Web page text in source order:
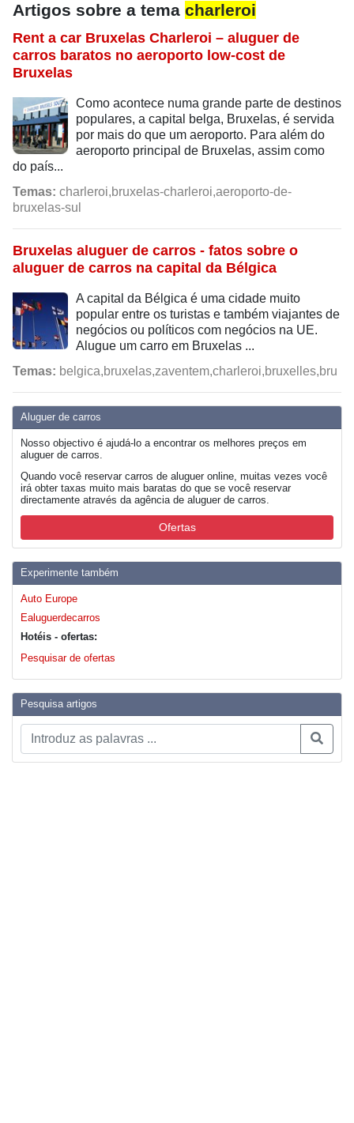
Aluguer de carros
Nosso objectivo é ajudá-lo a encontrar os melhores preços em
aluguer de carros.
Quando você reservar carros de aluguer online, muitas vezes você
irá obter taxas muito mais baratas do que se você reservar
directamente através da agência de aluguer de carros.
Ofertas
Experimente também
Auto Europe
Ealuguerdecarros
Hotéis - ofertas:
Pesquisar de ofertas
Pesquisa artigos
Artigos sobre a tema charleroi
Rent a car Bruxelas Charleroi – aluguer de
carros baratos no aeroporto low-cost de
Bruxelas
Como acontece numa grande parte de destinos
populares, a capital belga, Bruxelas, é servida
por mais do que um aeroporto. Para além do
aeroporto principal de Bruxelas, assim como
do país...
Temas: charleroi,bruxelas-charleroi,aeroporto-de-
bruxelas-sul
Bruxelas aluguer de carros - fatos sobre o
aluguer de carros na capital da Bélgica
A capital da Bélgica é uma cidade muito
popular entre os turistas e também viajantes de
negócios ou políticos com negócios na UE.
Alugue um carro em Bruxelas ...
Temas: belgica,bruxelas,zaventem,charleroi,bruxelles,bru